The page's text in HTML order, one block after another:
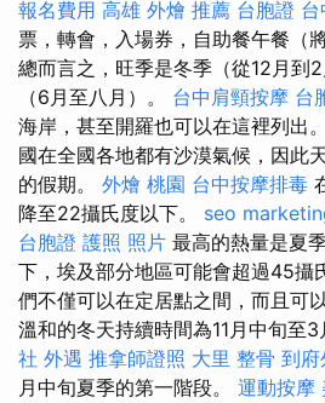
報名費用 高雄 外燴 推薦 台胞證 台
票，轉會，入場券，自助餐午餐（
總而言之，旺季是冬季（從12月到
（6月至八月）。 台中肩頸按摩 台
海岸，甚至開羅也可以在這裡列出。
國在全國各地都有沙漠氣候，因此
的假期。 外燴 桃園 台中按摩排毒
降至22攝氏度以下。 seo
台胞證 護照 照片 最高的熱量是夏
下，埃及部分地區可能會超過45攝
們不僅可以在定居點之間，而且可
溫和的冬天持續時間為11月中旬至
社 外遇 推拿師證照 大里 整骨 到府
月中旬夏季的第一階段。 運動按摩